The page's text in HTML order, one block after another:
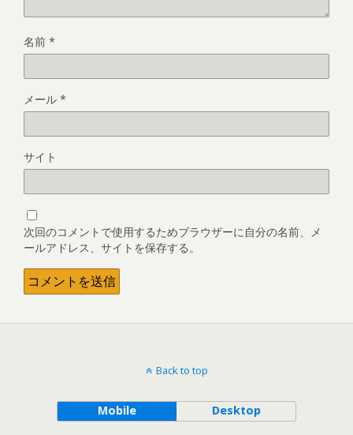
名前 *
メール *
サイト
次回のコメントで使用するためブラウザーに自分の名前、メ
ールアドレス、サイトを保存する。
Back to top
Mobile Desktop